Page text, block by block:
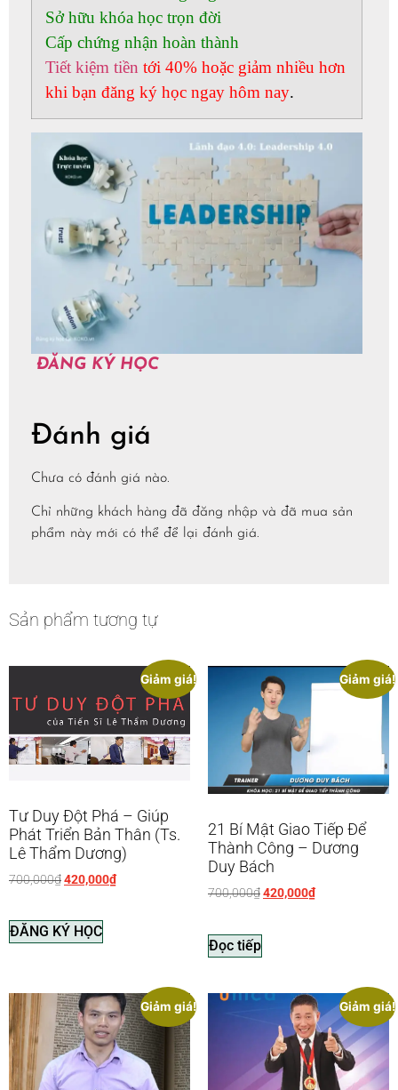
Sở hữu khóa học trọn đời
Cấp chứng nhận hoàn thành
Tiết kiệm tiền tới 40% hoặc giảm nhiều hơn
khi bạn đăng ký học ngay hôm nay.
ĐĂNG KÝ HỌC
Đánh giá
Chưa có đánh giá nào.
Chỉ những khách hàng đã đăng nhập và đã mua sản
phẩm này mới có thể để lại đánh giá.
Sản phẩm tương tự
Giảm giá!
Tư Duy Đột Phá – Giúp
Phát Triển Bản Thân (Ts.
Lê Thẩm Dương)
700,000₫420,000₫
ĐĂNG KÝ HỌC
Giảm giá!
21 Bí Mật Giao Tiếp Để
Thành Công – Dương
Duy Bách
700,000₫420,000₫
Đọc tiếp
Giảm giá! Giảm giá!